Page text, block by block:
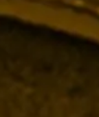
2017年1月
ウッド建材